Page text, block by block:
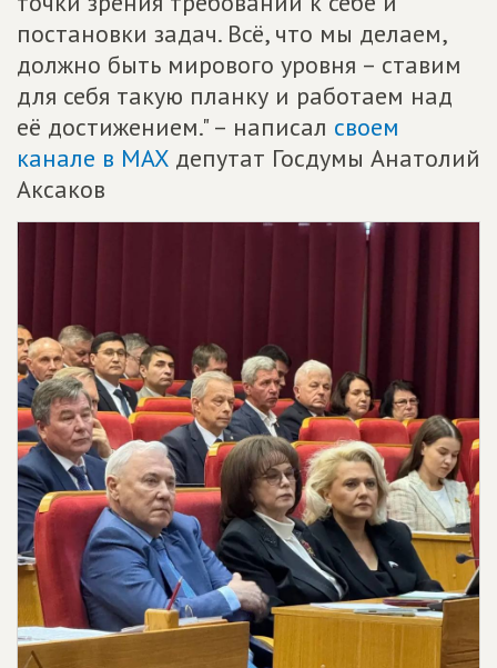
постановки задач. Всё, что мы делаем,
должно быть мирового уровня – ставим
для себя такую планку и работаем над
её достижением." – написал своем
канале в MAX депутат Госдумы Анатолий
Аксаков